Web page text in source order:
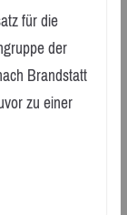
für die
der
Brandstatt
zu einer